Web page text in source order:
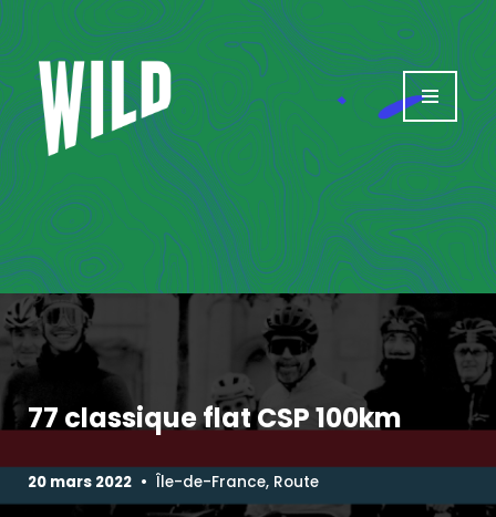
Aller
au
contenu
77 classique flat CSP 100km
20 mars 2022 Île-de-France, Route